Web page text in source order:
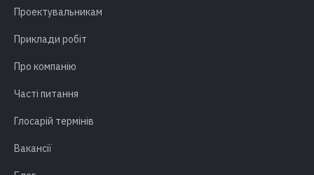
Проектувальникам
Приклади робіт
Про компанію
Часті питання
Глосарій термінів
Вакансії